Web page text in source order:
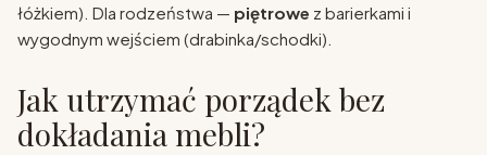
łóżkiem). Dla rodzeństwa — piętrowe z barierkami i
wygodnym wejściem (drabinka/schodki).
Jak utrzymać porządek bez
dokładania mebli?